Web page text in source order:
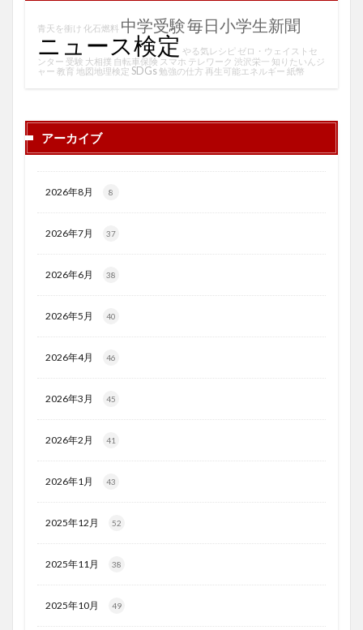
青天を衝け 化石燃料 中学受験毎日小学生新聞
ニュース検定 やる気レシピ ゼロ・ウェイストセ
ンター 受験 大相撲 自転車保険 スマホ テレワーク 渋沢栄一 知りたいんジ
ャー 教育 地図地理検定 SDGs 勉強の仕方 再生可能エネルギー 紙幣
アーカイブ
2026年8月 8
2026年7月 37
2026年6月 38
2026年5月 40
2026年4月 46
2026年3月 45
2026年2月 41
2026年1月 43
2025年12月 52
2025年11月 38
2025年10月 49